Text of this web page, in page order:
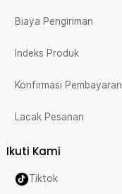
Biaya Pengiriman
Indeks Produk
Konfirmasi Pembayaran
Lacak Pesanan
Ikuti Kami
Tiktok